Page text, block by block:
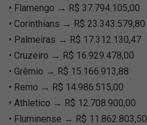
• Flamengo → R$ 37.794.105,00
• Corinthians → R$ 23.343.579,80
• Palmeiras → R$ 17.312.130,47
• Cruzeiro → R$ 16.929.478,00
• Grêmio → R$ 15.166.913,88
• Remo → R$ 14.986.515,00
• Athletico → R$ 12.708.900,00
• Fluminense → R$ 11.862.803,50